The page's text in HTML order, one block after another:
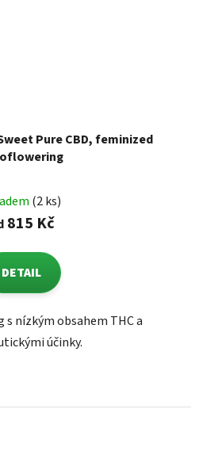
Pure CBD, feminized
(2 ks)
815 Kč
DETAIL
nízkým obsahem THC a
účinky.